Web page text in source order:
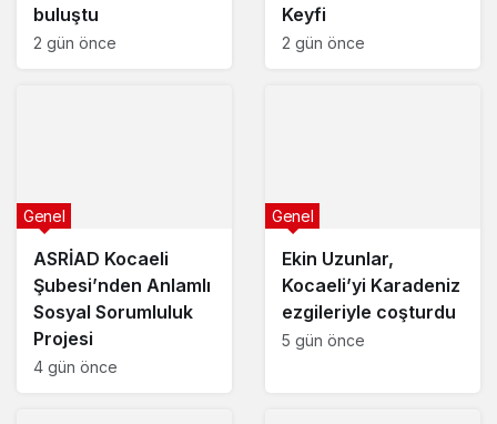
buluştu
2 gün önce
Keyfi
2 gün önce
ASRİAD Kocaeli
Şubesi’nden Anlamlı
Sosyal Sorumluluk
Projesi
Genel
4 gün önce
Ekin Uzunlar,
Kocaeli’yi Karadeniz
ezgileriyle coşturdu
Genel
5 gün önce